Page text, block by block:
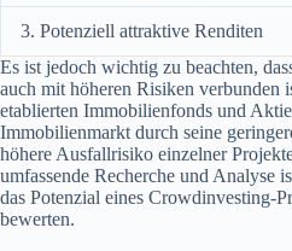
3. Potenziell attraktive Renditen
Es ist jedoch wichtig zu beachten,
auch mit höheren Risiken verbunden
etablierten Immobilienfonds und
Immobilienmarkt durch seine
höhere Ausfallrisiko einzelner
umfassende Recherche und Analyse
das Potenzial eines Crowdinvesting-
bewerten.